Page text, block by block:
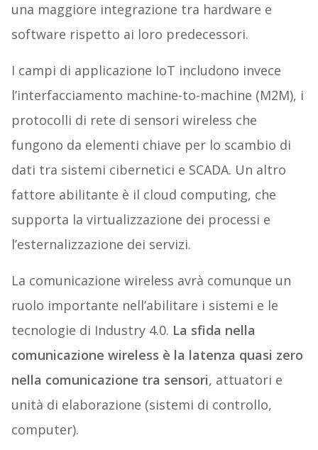
una maggiore integrazione tra hardware e
software rispetto ai loro predecessori.
I campi di applicazione IoT includono invece
l’interfacciamento machine-to-machine (M2M), i
protocolli di rete di sensori wireless che
fungono da elementi chiave per lo scambio di
dati tra sistemi cibernetici e SCADA. Un altro
fattore abilitante è il cloud computing, che
supporta la virtualizzazione dei processi e
l’esternalizzazione dei servizi.
La comunicazione wireless avrà comunque un
ruolo importante nell’abilitare i sistemi e le
tecnologie di Industry 4.0. La sfida nella
comunicazione wireless è la latenza quasi zero
nella comunicazione tra sensori, attuatori e
unità di elaborazione (sistemi di controllo,
computer).